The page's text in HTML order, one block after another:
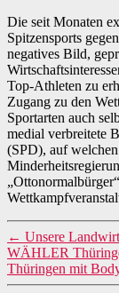
Die seit Monaten
Spitzensports
negatives Bild,
Top-Athleten zu
Zugang zu den
Sportarten auch
medial verbreitete
(SPD), auf
← Unsere
WÄHLER
Thüringen mit